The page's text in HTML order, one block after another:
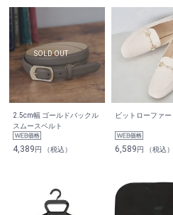
2.5cm幅 ゴールドバックル
スムースベルト
4,389円 （税込）
ビットローファー
6,589円 （税込）